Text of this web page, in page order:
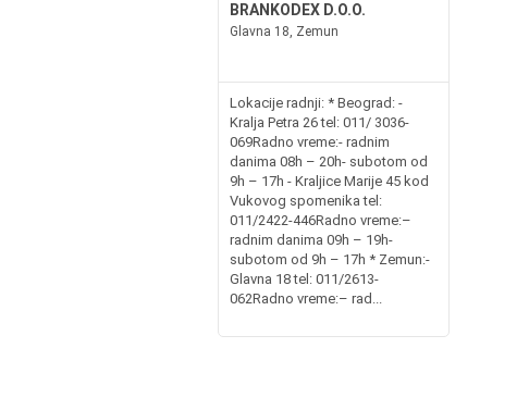
BRANKODEX D.O.O.
Glavna 18, Zemun
Lokacije radnji: * Beograd: -
Kralja Petra 26 tel: 011/ 3036-
069Radno vreme:- radnim
danima 08h – 20h- subotom od
9h – 17h - Kraljice Marije 45 kod
Vukovog spomenika tel:
011/2422-446Radno vreme:–
radnim danima 09h – 19h-
subotom od 9h – 17h * Zemun:-
Glavna 18 tel: 011/2613-
062Radno vreme:– rad...